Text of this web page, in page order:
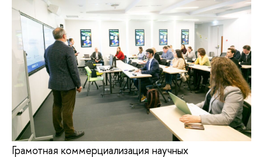
Грамотная коммерциализация научных